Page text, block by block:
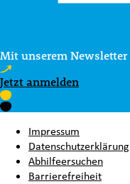
Mit unserem Newsletter
Jetzt anmelden
Impressum
Datenschutzerklärung
Abhilfeersuchen
Barrierefreiheit